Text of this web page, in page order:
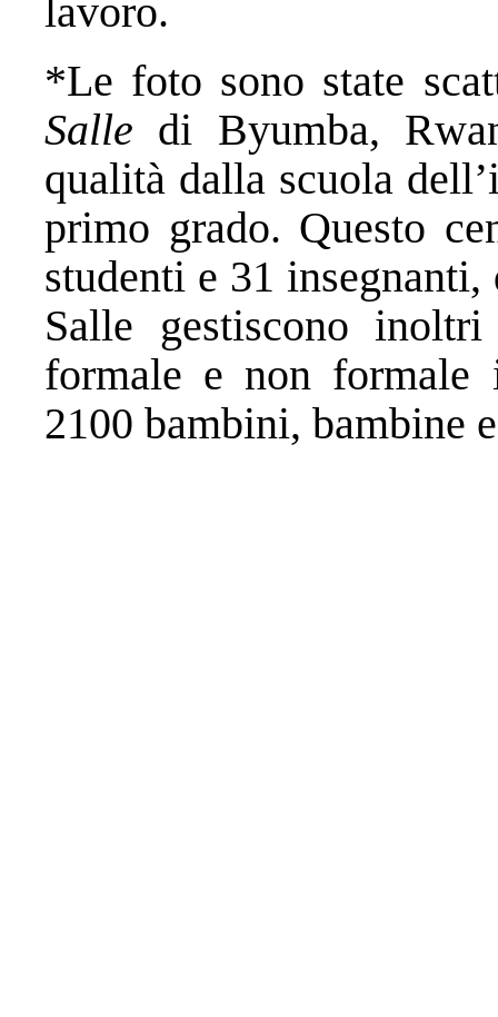
lavoro.
*Le foto sono state
Salle di Byumba,
qualità dalla scuola
primo grado. Questo
studenti e 31
Salle gestiscono
formale e non formale
2100 bambini, bambine